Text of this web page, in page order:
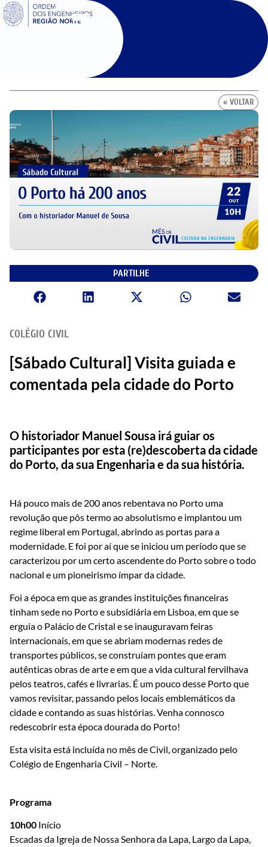
SIGOE
« VOLTAR
PARTILHE
COLÉGIO CIVIL
[Sábado Cultural] Visita guiada e
comentada pela cidade do Porto
O historiador Manuel Sousa irá guiar os
participantes por esta (re)descoberta da cidade
do Porto, da sua Engenharia e da sua história.
Há pouco mais de 200 anos rebentava no Porto uma
revolução que pôs termo ao absolutismo e implantou um
regime liberal em Portugal, abrindo as portas para a
modernidade. E foi por aí que se iniciou um período que se
caracterizou por um certo ascendente do Porto sobre o todo
nacional e um pioneirismo ímpar da cidade.
Foi a época em que as grandes instituições financeiras
tinham sede no Porto e subsidiária em Lisboa, em que se
erguia o Palácio de Cristal e se inauguravam feiras
internacionais, em que se abriam modernas redes de
transportes públicos, se construíam pontes que eram
autênticas obras de arte e em que a vida cultural fervilhava
pelos teatros, cafés e livrarias. É um pouco desse Porto que
vamos revisitar, passando pelos locais emblemáticos da
cidade e contando as suas histórias. Venha connosco
redescobrir esta época dourada do Porto!
Esta visita está incluída no mês de Civil, organizado pelo
Colégio de Engenharia Civil – Norte.
Programa
10h00 Início
Escadas da Igreja de Nossa Senhora da Lapa, Largo da Lapa,